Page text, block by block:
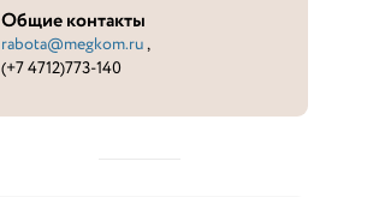
Общие контакты
rabota@megkom.ru,
(+7 4712)773-140